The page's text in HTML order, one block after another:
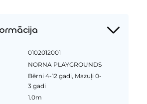
0102012001
NORNA PLAYGROUNDS
Bērni 4-12 gadi, Mazuļi 0-
3 gadi
1.0m